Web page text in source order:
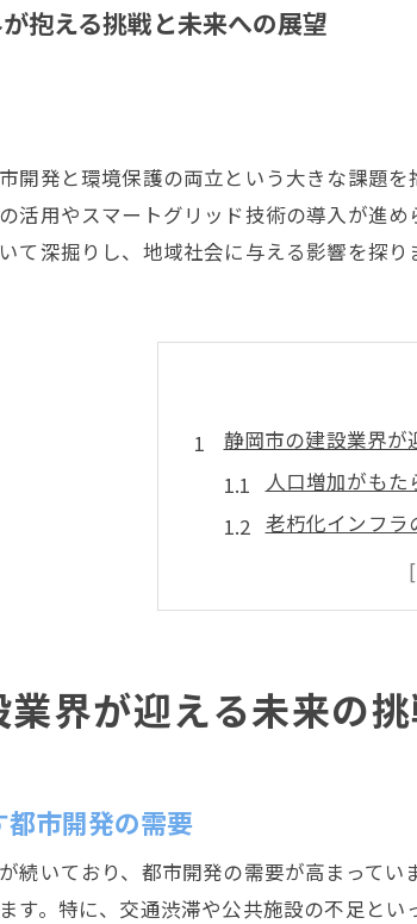
抱える挑戦と未来への展望
開発と環境保護の両立という大きな課題
活用やスマートグリッド技術の導入が進
て深掘りし、地域社会に与える影響を探り
静岡市の建設業界が
人口増加がもた
老朽化インフラ
環境法規制と建
地域経済を支え
地域コミュニテ
都市開発と環境保護
グリーンビル
再生可能エネル
界が迎える未来の
市開発の需要
続いており、都市開発の需要が高まって
す。特に、交通渋滞や公共施設の不足と